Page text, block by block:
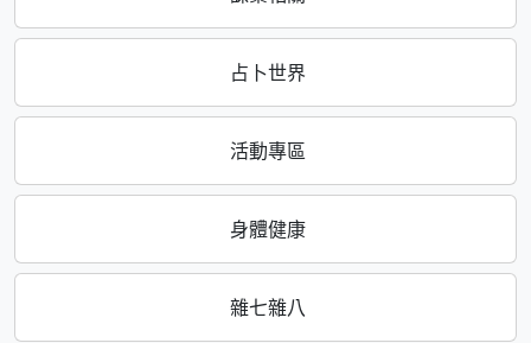
占卜世界
活動專區
身體健康
雜七雜八